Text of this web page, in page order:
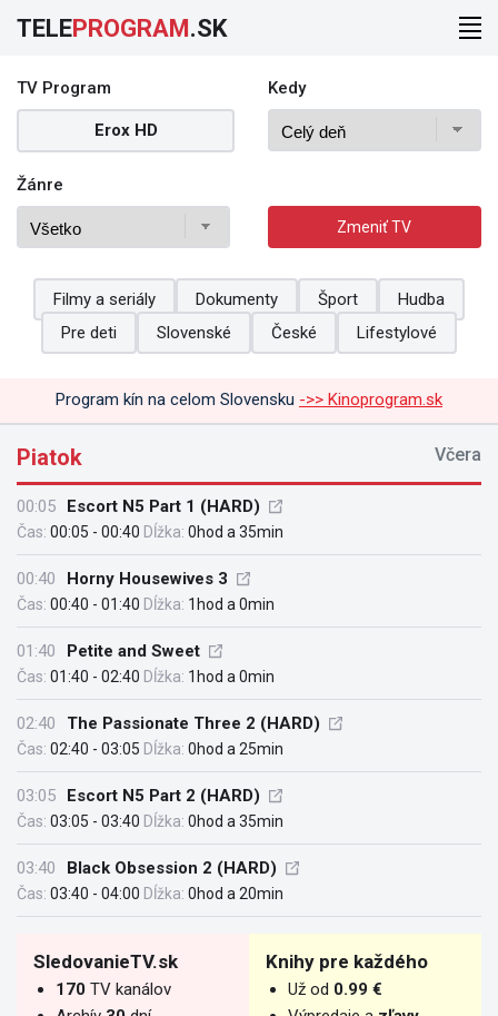
TELEPROGRAM.SK
TV Program
Erox HD
Kedy
Žánre
Zmeniť TV
Filmy a seriály Dokumenty Šport
Hudba
Pre deti
Slovenské České Lifestylové
Program kín na celom Slovensku ->> Kinoprogram.sk
Piatok Včera
00:05 Escort N5 Part 1 (HARD)
Čas: 00:05 - 00:40 Dĺžka: 0hod a 35min
00:40 Horny Housewives 3
Čas: 00:40 - 01:40 Dĺžka: 1hod a 0min
01:40 Petite and Sweet
Čas: 01:40 - 02:40 Dĺžka: 1hod a 0min
02:40 The Passionate Three 2 (HARD)
Čas: 02:40 - 03:05 Dĺžka: 0hod a 25min
03:05 Escort N5 Part 2 (HARD)
Čas: 03:05 - 03:40 Dĺžka: 0hod a 35min
03:40 Black Obsession 2 (HARD)
Čas: 03:40 - 04:00 Dĺžka: 0hod a 20min
SledovanieTV.sk
170 TV kanálov
Knihy pre každého
Už od 0.99 €